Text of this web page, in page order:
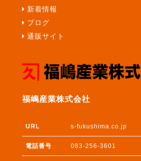
新着情報
ブログ
通販サイト
福嶋産業株式会社
URL s-fukushima.co.jp
電話番号 083-256-3601